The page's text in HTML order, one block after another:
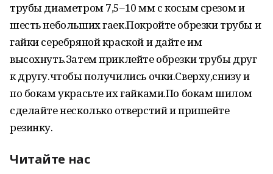
трубы диаметром 7,5–10 мм с косым срезом и
шесть небольших гаек.Покройте обрезки трубы и
гайки серебряной краской и дайте им
высохнуть.Затем приклейте обрезки трубы друг
к другу.чтобы получились очки.Сверху,снизу и
по бокам украсьте их гайками.По бокам шилом
сделайте несколько отверстий и пришейте
резинку.
Читайте нас